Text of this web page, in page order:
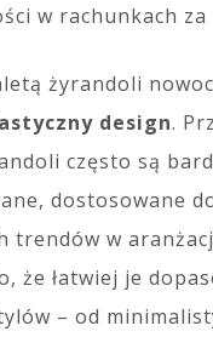
w rachunkach za
żyrandoli
design.
często są
dostosowane
trendów w
że łatwiej je
– od